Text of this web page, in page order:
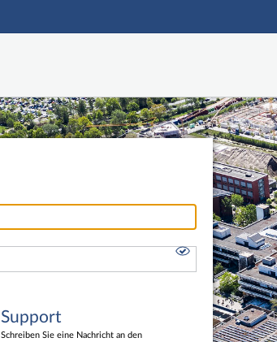
Support
Schreiben Sie eine Nachricht an den